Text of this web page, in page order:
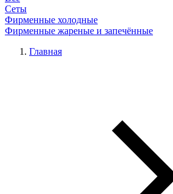
Сеты
Фирменные холодные
Фирменные жареные и запечённые
Главная